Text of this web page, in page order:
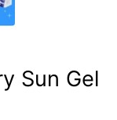
Sun Gel